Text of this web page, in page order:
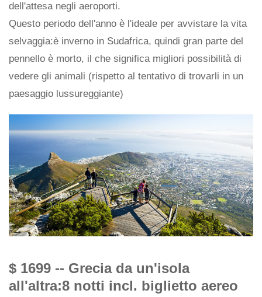
dell'attesa negli aeroporti.
Questo periodo dell'anno è l'ideale per avvistare la vita
selvaggia:è inverno in Sudafrica, quindi gran parte del
pennello è morto, il che significa migliori possibilità di
vedere gli animali (rispetto al tentativo di trovarli in un
paesaggio lussureggiante)
$ 1699 -- Grecia da un'isola
all'altra:8 notti incl. biglietto aereo